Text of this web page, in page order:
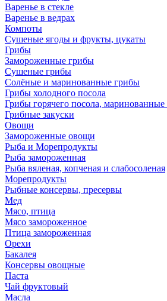
Варенье в стекле
Варенье в ведрах
Компоты
Сушеные ягоды и фрукты, цукаты
Грибы
Замороженные грибы
Сушеные грибы
Солёные и маринованные грибы
Грибы холодного посола
Грибы горячего посола,
Грибные закуски
Овощи
Замороженные овощи
Рыба и Морепродукты
Рыба замороженная
Рыба вяленая, копченая и слабосоленая
Морепродукты
Рыбные консервы, пресервы
Мед
Мясо, птица
Мясо замороженное
Птица замороженная
Орехи
Бакалея
Консервы овощные
Паста
Чай фруктовый
Масла